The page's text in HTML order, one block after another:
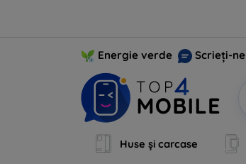
Energie verde Scrieți-ne
Huse și carcase